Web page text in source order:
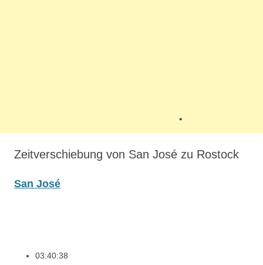
Zeitverschiebung von San José zu Rostock
San José
03:40:38